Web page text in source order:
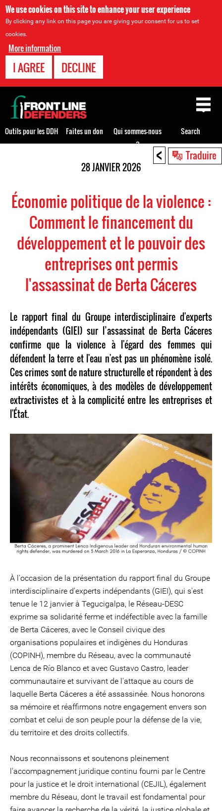
We use cookies on this site to enhance your user experience
By clicking any link on this page you are giving your consent for us to set
cookies.
More information
I AGREE DECLINE
< Traduire
28 JANVIER 2026
Économie politique de la violence :
Comment le financement du
développement et le pouvoir des
entreprises ont permis
l'assassinat de Berta Cáceres
Le rapport final du Groupe interdisciplinaire d'experts
indépendants (GIEI) sur l’assassinat de Berta Cáceres
confirme que la violence à l'égard des femmes qui
défendent la terre et l'eau n'est pas un phénomène isolé.
Ces crimes sont de nature structurelle et répondent à des
intérêts économiques, à des modèles de développement
extractivistes et à la complicité entre les entreprises et
l'État.
À l'occasion de la présentation du rapport final du Groupe
interdisciplinaire d'experts indépendants (GIEI), qui s'est
tenue le 12 janvier à Tegucigalpa, le Réseau-DESC
exprime sa solidarité ferme et indéfectible avec la famille
de Berta Cáceres, avec le Conseil civique des
organisations populaires et indigènes du Honduras
(COPINH), membre du Réseau, avec la communauté
Lenca de Río Blanco et avec Gustavo Castro, leader
communautaire et survivant de l'attaque au cours de
laquelle Berta Cáceres a été assassinée. Nous honorons
sa mémoire et réaffirmons notre engagement envers son
combat et celui de son peuple pour la défense de la vie,
du territoire et des droits collectifs.
Nous reconnaissons et soutenons pleinement
l'accompagnement juridique continu fourni par le Centre
pour la justice et le droit international (CEJIL), également
membre du Réseau, dont le travail est fondamental pour
Back
to
top
Outils pour les DDH Faites un don
Qui sommes-nous
?
Search